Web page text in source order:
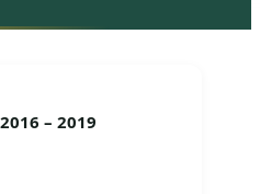
– 2019